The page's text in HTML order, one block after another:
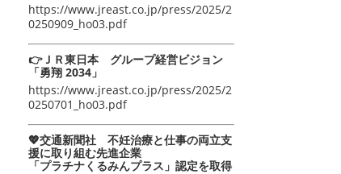
https://www.jreast.co.jp/press/2025/2
0250909_ho03.pdf
👉ＪＲ東日本 グループ経営ビジョン
「勇翔 2034」
https://www.jreast.co.jp/press/2025/2
0250701_ho03.pdf
💖交通新聞社 不妊治療と仕事の両立支
援に取り組む先進企業
「プラチナくるみんプラス」認定を取得